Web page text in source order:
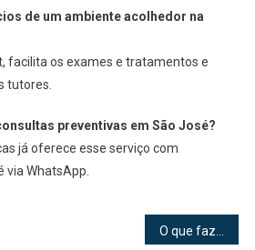
de um ambiente acolhedor na
facilita os exames e tratamentos e
tutores.
preventivas em São José?
já oferece esse serviço com
via WhatsApp.
O que fazer para transformar a sua vida?